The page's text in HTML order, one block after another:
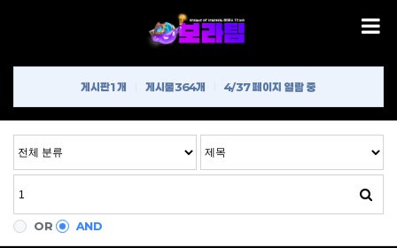
게시판1개 게시물364개 4/37 페이지 열람 중
OR AND